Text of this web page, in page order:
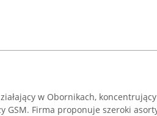
w Obornikach,
GSM. Firma proponuje szeroki